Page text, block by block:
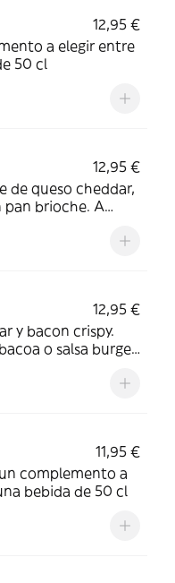
12,95 €
a elegir entre
50 cl
12,95 €
de queso cheddar,
pan brioche. A
12,95 €
y bacon crispy.
o salsa burger.
11,95 €
complemento a
bebida de 50 cl